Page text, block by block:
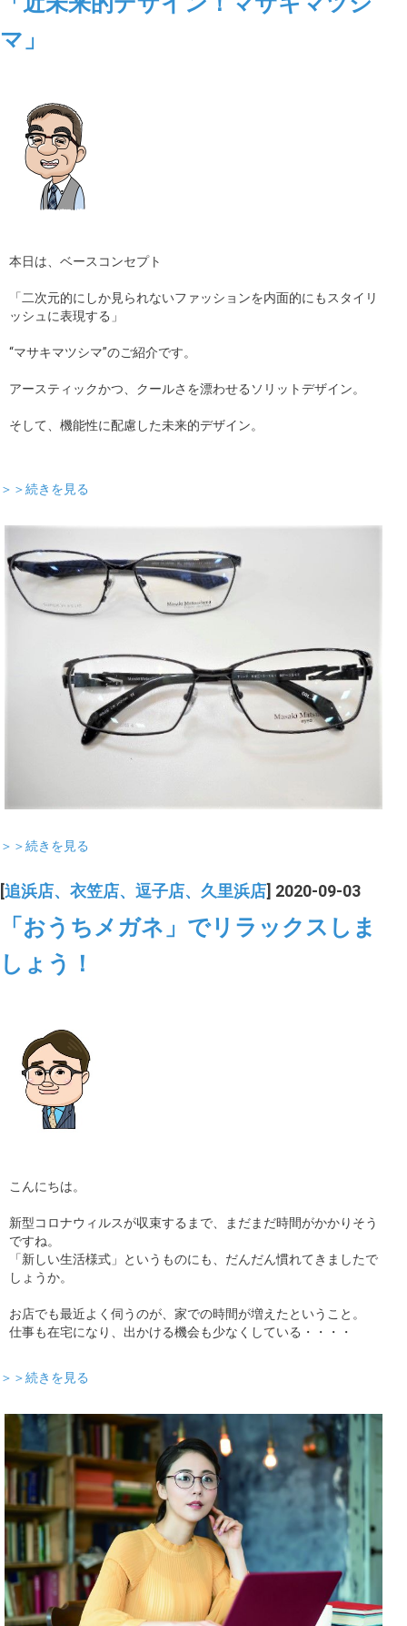
マ」
本日は、ベースコンセプト
「二次元的にしか見られないファッションを内面的にもスタイリ
ッシュに表現する」
“マサキマツシマ”のご紹介です。
アースティックかつ、クールさを漂わせるソリットデザイン。
そして、機能性に配慮した未来的デザイン。
＞＞続きを見る
＞＞続きを見る
[追浜店、衣笠店、逗子店、久里浜店] 2020-09-03
「おうちメガネ」でリラックスしま
しょう！
こんにちは。
新型コロナウィルスが収束するまで、まだまだ時間がかかりそう
ですね。
「新しい生活様式」というものにも、だんだん慣れてきましたで
しょうか。
お店でも最近よく伺うのが、家での時間が増えたということ。
仕事も在宅になり、出かける機会も少なくしている・・・・
＞＞続きを見る